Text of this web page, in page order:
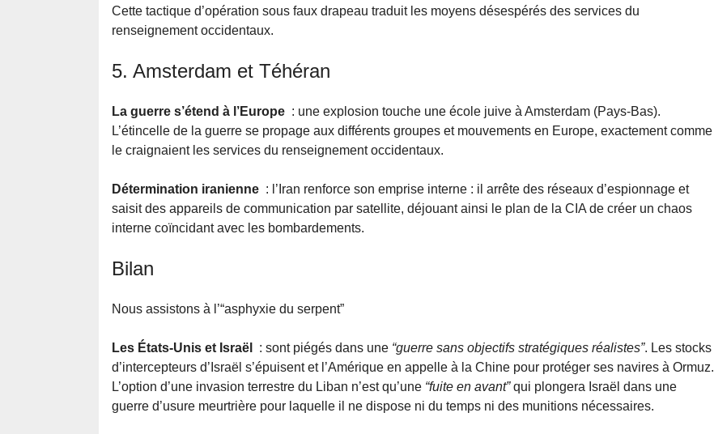
Cette tactique d’opération sous faux drapeau traduit les moyens désespérés des services du
renseignement occidentaux.
5. Amsterdam et Téhéran
La guerre s’étend à l’Europe : une explosion touche une école juive à Amsterdam (Pays-Bas).
L’étincelle de la guerre se propage aux différents groupes et mouvements en Europe, exactement comme
le craignaient les services du renseignement occidentaux.
Détermination iranienne : l’Iran renforce son emprise interne : il arrête des réseaux d’espionnage et
saisit des appareils de communication par satellite, déjouant ainsi le plan de la CIA de créer un chaos
interne coïncidant avec les bombardements.
Bilan
Nous assistons à l’“asphyxie du serpent”
Les États-Unis et Israël : sont piégés dans une “guerre sans objectifs stratégiques réalistes”. Les stocks
d’intercepteurs d’Israël s’épuisent et l’Amérique en appelle à la Chine pour protéger ses navires à Ormuz.
L’option d’une invasion terrestre du Liban n’est qu’une “fuite en avant”qui plongera Israël dans une
guerre d’usure meurtrière pour laquelle il ne dispose ni du temps ni des munitions nécessaires.